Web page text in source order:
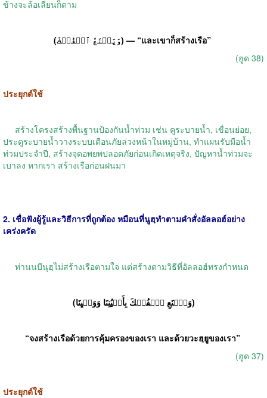
ข้างจะล้อเลียนก็ตาม
(وَيَصۡنَعُ ٱلۡفُلۡكَ) — “และเขาก็สร้างเรือ”
(ฮูด 38)
ประยุกต์ใช้
สร้างโครงสร้างพื้นฐานป้องกันน้ำท่วม เช่น คูระบายน้ำ, เขื่อนย่อย,
ประตูระบายน้ำวางระบบเตือนภัยล่วงหน้าในหมู่บ้าน, ทำแผนรับมือน้ำ
ท่วมประจำปี, สร้างจุดอพยพปลอดภัยก่อนเกิดเหตุจริง, ปัญหาน้ำท่วมจะ
เบาลง หากเรา สร้างเรือก่อนฝนมา
2. เชื่อฟังผู้รู้และวิธีการที่ถูกต้อง หมือนที่นูฮฺทำตามคำสั่งอัลลอฮ์อย่าง
เคร่งครัด
ท่านนบีนุฮฺไม่สร้างเรือตามใจ แต่สร้างตามวิธีที่อัลลอฮ์ทรงกำหนด
(وَٱصۡنَعِ ٱلۡفُلۡكَ بِأَعۡیُنِنَا وَوَحۡيِنَا)
“จงสร้างเรือด้วยการคุ้มครองของเรา และด้วยวะฮฺยูของเรา”
(ฮูด 37)
ประยุกต์ใช้